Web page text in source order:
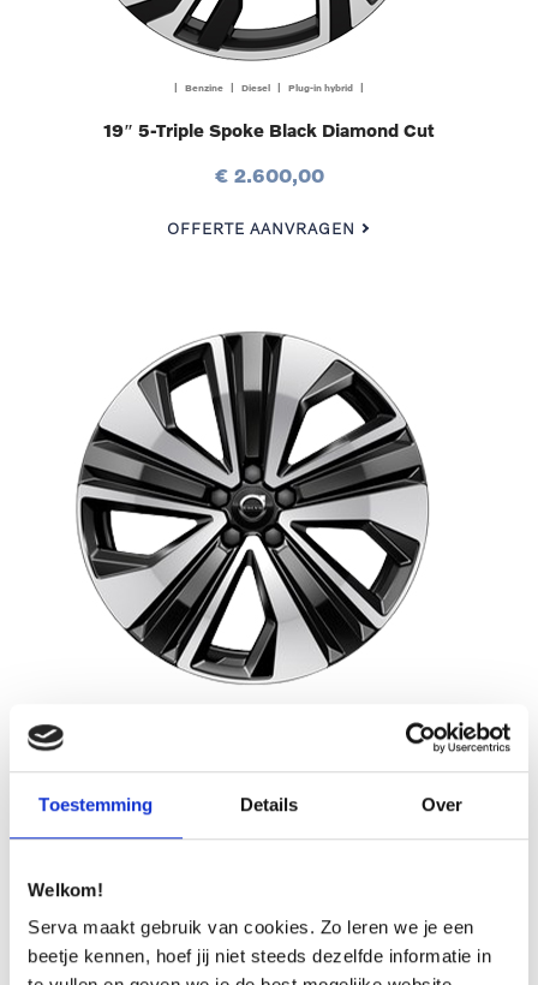
Toestemming Details Over
Welkom!
Serva maakt gebruik van cookies. Zo leren we je een
beetje kennen, hoef jij niet steeds dezelfde informatie in
| Benzine | Diesel | Plug-in hybrid |
19″ 5-Triple Spoke Black Diamond Cut
€ 2.600,00
OFFERTE AANVRAGEN
19″ 5-Open Spoke Black Diamond Cut
Op aanvraag